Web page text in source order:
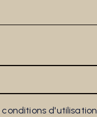
conditions d'utilisation